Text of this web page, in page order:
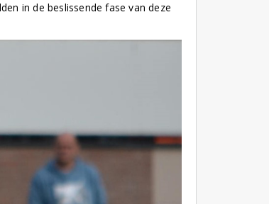
in de beslissende fase van deze